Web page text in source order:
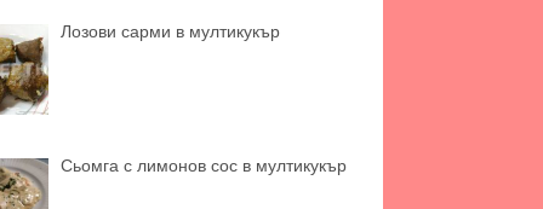
Лозови сарми в мултикукър
Сьомга с лимонов сос в мултикукър